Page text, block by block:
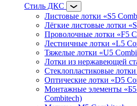
Стиль ДКС
Листовые лотки «S5
Лёгкие листовые лотки
Проволочные лотки «F5
Лестничные лотки «L5
Тяжелые лотки «U5
Лотки из нержавеющей
Стеклопластиковые
Оптические лотки «D5
Монтажные элементы
Combitech)